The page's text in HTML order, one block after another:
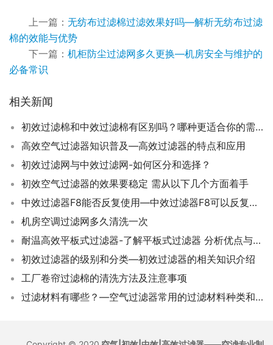
上一篇： 无纺布过滤棉过滤效果好吗—解析无纺布过滤
棉的效能与优势
下一篇： 机柜防尘过滤网多久更换—机房安全与维护的
必备常识
相关新闻
初效过滤棉和中效过滤棉有区别吗？哪种更适合你的需求？
高效空气过滤器知识普及—高效过滤器的特点和应用
初效过滤网与中效过滤网-如何区分和选择？
初效空气过滤器的效果要稳定 需从以下几个方面着手
中效过滤器F8能否反复使用—中效过滤器F8可以反复使用吗
机房空调过滤网多久清洗一次
耐温高效平板式过滤器-了解平板式过滤器 分析优点与性价比
初效过滤器的级别和分类—初效过滤器的相关知识介绍
工厂卷帘过滤棉的清洗方法及注意事项
过滤材料有哪些？—空气过滤器常用的过滤材料种类和特性介绍